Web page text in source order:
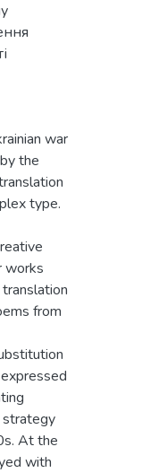
war
the
type.
works
from
strategy
At the
with